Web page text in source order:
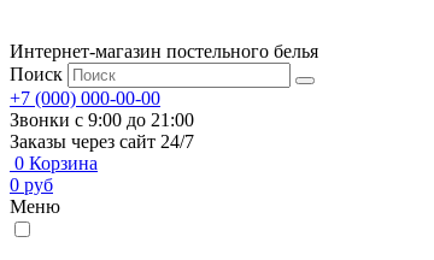
Интернет-магазин постельного белья
Поиск
+7 (000) 000-00-00
Звонки с 9:00 до 21:00
Заказы через сайт 24/7
0 Корзина
0 руб
Меню